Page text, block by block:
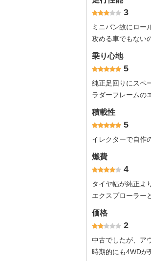
3
ミニバン故にロー
攻める車でもない
乗り心地
5
純正足回りにスペ
ラダーフレームの
積載性
5
イレクターで自作
燃費
4
タイヤ幅が純正よ
エクスプローラー
価格
2
中古でしたが、ア
時期的にも4WDが